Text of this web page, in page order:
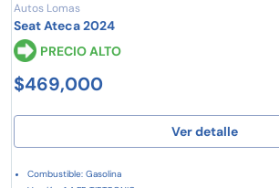
Autos Lomas
Seat Ateca 2024
PRECIO ALTO
$469,000
Ver detalle
Combustible: Gasolina